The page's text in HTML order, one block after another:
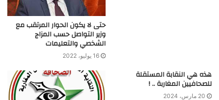
حتى لا يكون الحوار المرتقب مع
وزير التواصل حسب المزاج
الشخصي والتعليمات
16 يوليو، 2022
هذه هي النقابة المستقلة
للصحافيين المغاربة .. !
20 مارس، 2024